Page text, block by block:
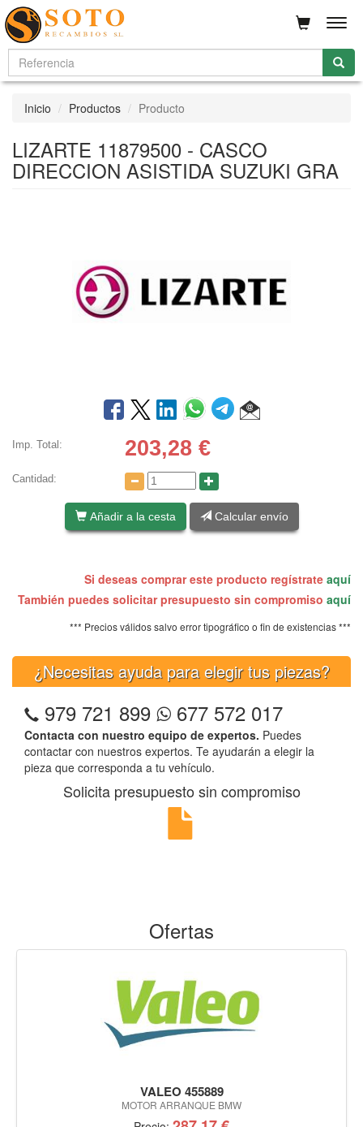
Inicio Productos Producto
LIZARTE 11879500 - CASCO
DIRECCION ASISTIDA SUZUKI GRA
Imp. Total: 203,28 €
Cantidad:
Añadir a la cesta Calcular envío
Si deseas comprar este producto regístrate aquí
También puedes solicitar presupuesto sin compromiso aquí
*** Precios válidos salvo error tipográfico o fin de existencias ***
¿Necesitas ayuda para elegir tus piezas?
979 721 899 677 572 017
Contacta con nuestro equipo de expertos. Puedes
contactar con nuestros expertos. Te ayudarán a elegir la
pieza que corresponda a tu vehículo.
Solicita presupuesto sin compromiso
Ofertas
VALEO 455889
MOTOR ARRANQUE BMW